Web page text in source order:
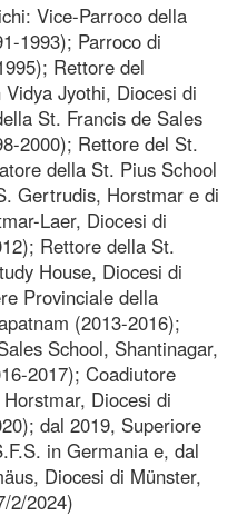
Vice-Parroco della
1993); Parroco di
Rettore del
Jyothi, Diocesi di
St. Francis de Sales
2000); Rettore del St.
della St. Pius School
Gertrudis, Horstmar e di
Laer, Diocesi di
Rettore della St.
House, Diocesi di
Provinciale della
(2013-2016);
School, Shantinagar,
2017); Coadiutore
Diocesi di
dal 2019, Superiore
in Germania e, dal
Diocesi di Münster,
2/2024)